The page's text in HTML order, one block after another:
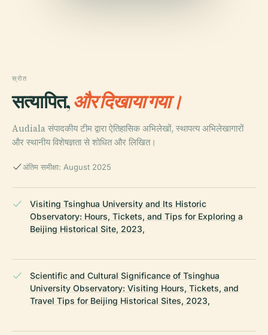
स्रोत
सत्यापित,और दिखाया गया।
Audiala संपादकीय टीम द्वारा ऐतिहासिक अभिलेखों, स्थापत्य अभिलेखागारों
और स्थानीय विशेषज्ञता से शोधित और लिखित।
अंतिम समीक्षा: August 2025
Visiting Tsinghua University and Its Historic
Observatory: Hours, Tickets, and Tips for Exploring a
Beijing Historical Site, 2023,
Scientific and Cultural Significance of Tsinghua
University Observatory: Visiting Hours, Tickets, and
Travel Tips for Beijing Historical Sites, 2023,